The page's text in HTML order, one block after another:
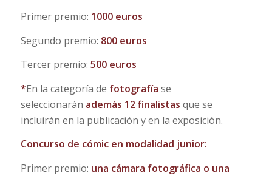
Primer premio: 1000 euros
Segundo premio: 800 euros
Tercer premio: 500 euros
*En la categoría de fotografía se
seleccionarán además 12 finalistas que se
incluirán en la publicación y en la exposición.
Concurso de cómic en modalidad junior:
Primer premio: una cámara fotográfica o una